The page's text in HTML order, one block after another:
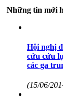
Những tin mới
Hội nghị
cứu cứu
các ga
(15/06/